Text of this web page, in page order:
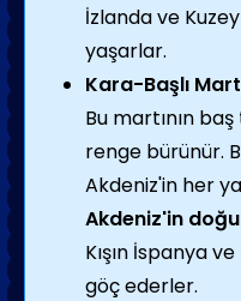
İzlanda ve
yaşarlar.
Kara-Başlı
Bu martının
renge bürünür.
Akdeniz'in her
Akdeniz'in doğu
Kışın İspanya ve
göç ederler.